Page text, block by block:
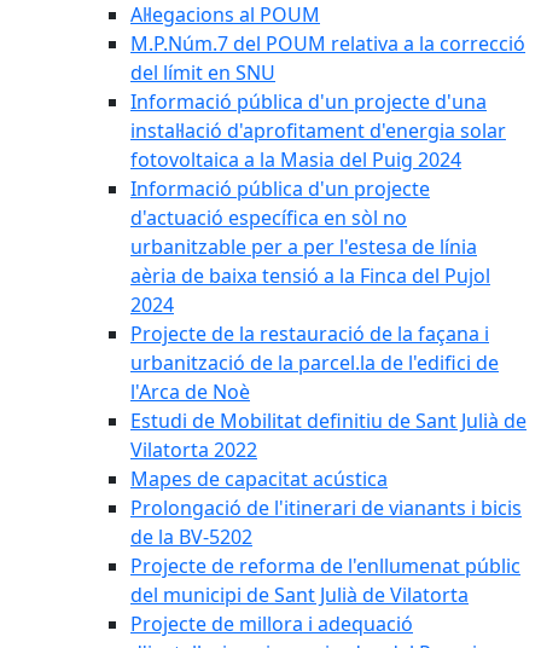
Al·legacions al POUM
M.P.Núm.7 del POUM relativa a la correcció
del límit en SNU
Informació pública d'un projecte d'una
instal·lació d'aprofitament d'energia solar
fotovoltaica a la Masia del Puig 2024
Informació pública d'un projecte
d'actuació específica en sòl no
urbanitzable per a per l'estesa de línia
aèria de baixa tensió a la Finca del Pujol
2024
Projecte de la restauració de la façana i
urbanització de la parcel.la de l'edifici de
l'Arca de Noè
Estudi de Mobilitat definitiu de Sant Julià de
Vilatorta 2022
Mapes de capacitat acústica
Prolongació de l'itinerari de vianants i bicis
de la BV-5202
Projecte de reforma de l'enllumenat públic
del municipi de Sant Julià de Vilatorta
Projecte de millora i adequació